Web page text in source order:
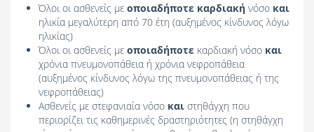
Όλοι οι ασθενείς με οποιαδήποτε καρδιακή νόσο και
ηλικία μεγαλύτερη από 70 έτη (αυξημένος κίνδυνος λόγω
ηλικίας)
Όλοι οι ασθενείς με οποιαδήποτε καρδιακή νόσο και
χρόνια πνευμονοπάθεια ή χρόνια νεφροπάθεια
(αυξημένος κίνδυνος λόγω της πνευμονοπάθειας ή της
νεφροπάθειας)
Ασθενείς με στεφανιαία νόσο και στηθάγχη που
περιορίζει τις καθημερινές δραστηριότητες (η στηθάγχη